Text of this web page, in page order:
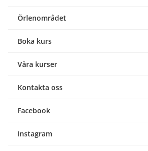
Örlenområdet
Boka kurs
Våra kurser
Kontakta oss
Facebook
Instagram